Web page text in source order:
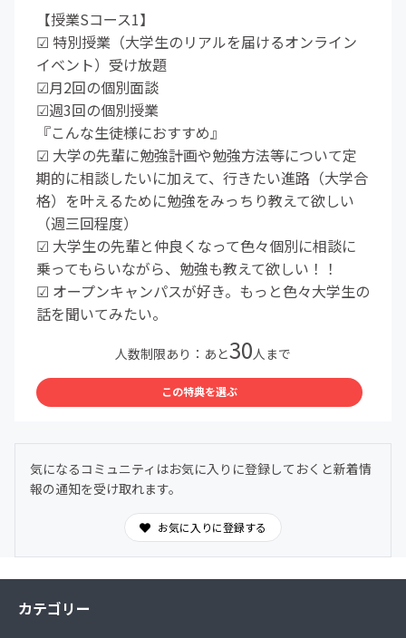
【授業Sコース1】
☑︎ 特別授業（大学生のリアルを届けるオンライン
イベント）受け放題
☑︎月2回の個別面談
☑︎週3回の個別授業
『こんな生徒様におすすめ』
☑︎ 大学の先輩に勉強計画や勉強方法等について定
期的に相談したいに加えて、行きたい進路（大学合
格）を叶えるために勉強をみっちり教えて欲しい
（週三回程度）
☑︎ 大学生の先輩と仲良くなって色々個別に相談に
乗ってもらいながら、勉強も教えて欲しい！！
☑︎ オープンキャンパスが好き。もっと色々大学生の
話を聞いてみたい。
人数制限あり：あと30人まで
この特典を選ぶ
気になるコミュニティはお気に入りに登録しておくと新着情
報の通知を受け取れます。
お気に入りに登録する
カテゴリー